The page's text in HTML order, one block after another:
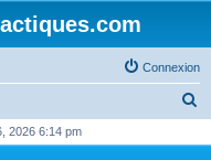
Connexion
2026 6:14 pm